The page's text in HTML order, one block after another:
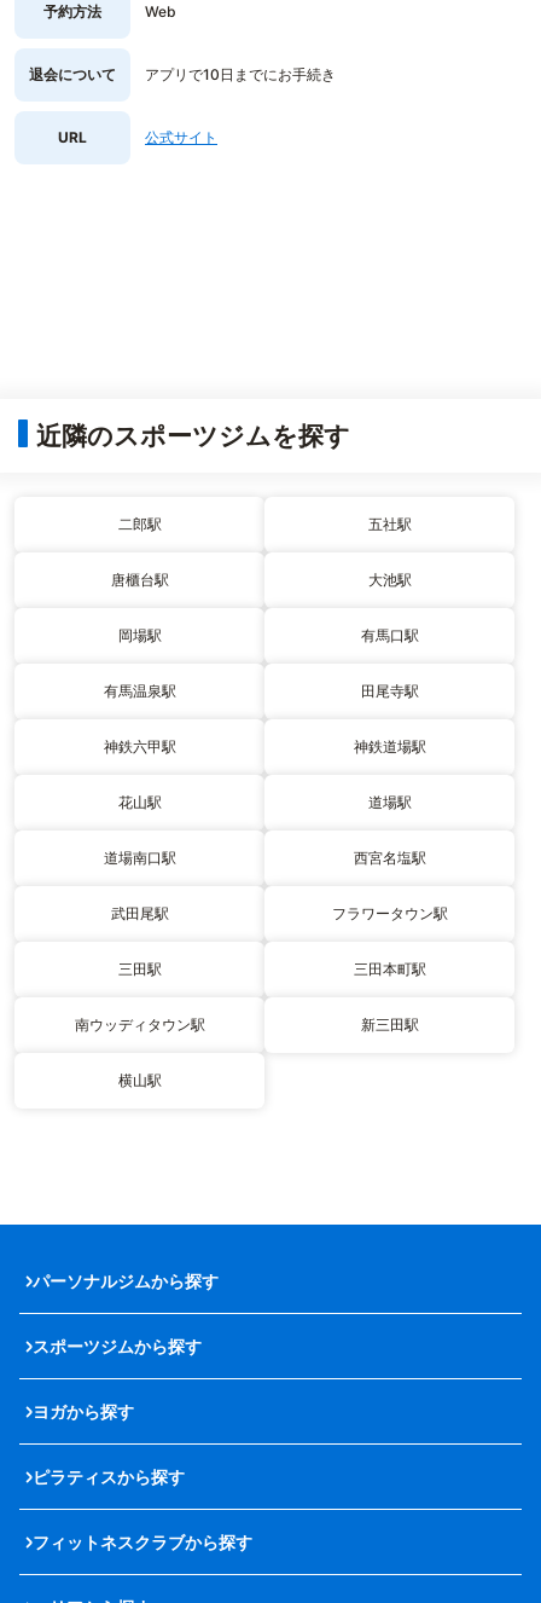
予約方法 Web
退会について アプリで10日までにお手続き
URL 公式サイト
近隣のスポーツジムを探す
二郎駅 五社駅
唐櫃台駅 大池駅
岡場駅 有馬口駅
有馬温泉駅 田尾寺駅
神鉄六甲駅 神鉄道場駅
花山駅 道場駅
道場南口駅 西宮名塩駅
武田尾駅 フラワータウン駅
三田駅 三田本町駅
南ウッディタウン駅 新三田駅
横山駅
パーソナルジムから探す
スポーツジムから探す
ヨガから探す
ピラティスから探す
フィットネスクラブから探す